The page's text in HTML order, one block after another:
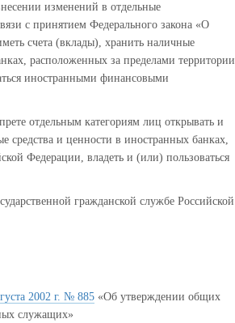
изменений в отдельные
с принятием Федерального закона «О
счета (вклады), хранить наличные
расположенных за пределами территории
иностранными финансовыми
отдельным категориям лиц открывать и
средства и ценности в иностранных банках,
Федерации, владеть и (или) пользоваться
гражданской службе Российской
2002 г. № 885 «Об утверждении общих
служащих»